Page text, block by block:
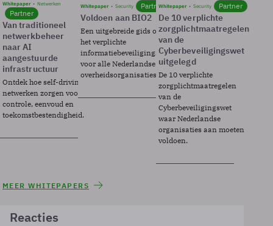
Whitepaper Netwerken
Partner
Van traditioneel
netwerkbeheer
naar AI
aangestuurde
infrastructuur
Ontdek hoe self-driving
netwerken zorgen voor
controle, eenvoud en
toekomstbestendigheid.
Whitepaper Security Partner
Voldoen aan BIO2
Een uitgebreide gids over BIO2,
het verplichte
informatiebeveiligingsframework
voor alle Nederlandse
overheidsorganisaties.
Whitepaper Security Partner
De 10 verplichte
zorgplichtmaatregelen
van de
Cyberbeveiligingswet
uitgelegd
De 10 verplichte
zorgplichtmaatregelen
van de
Cyberbeveiligingswet
waar Nederlandse
organisaties aan moeten
voldoen.
MEER WHITEPAPERS
Reacties